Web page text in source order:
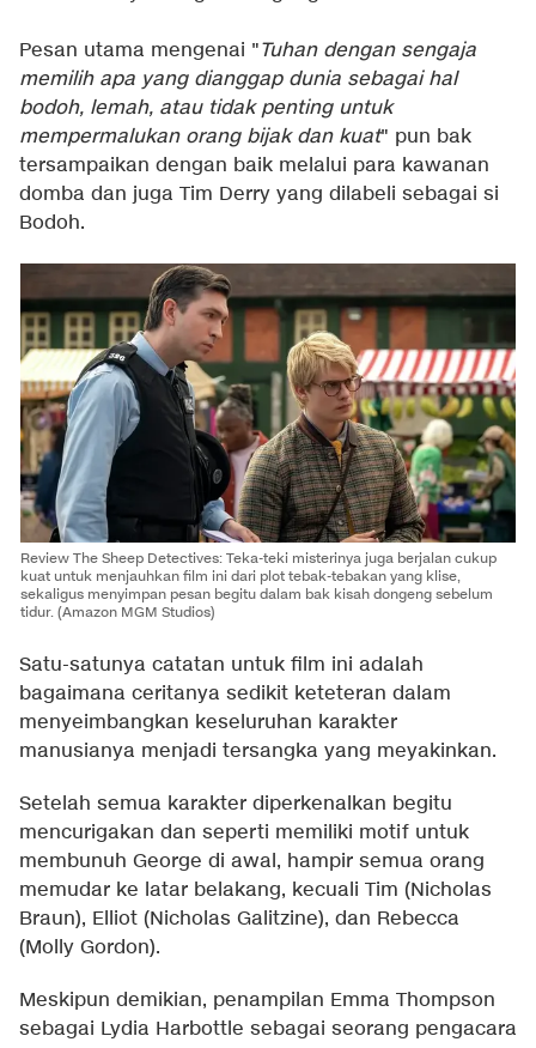
Pesan utama mengenai "Tuhan dengan sengaja
memilih apa yang dianggap dunia sebagai hal
bodoh, lemah, atau tidak penting untuk
mempermalukan orang bijak dan kuat" pun bak
tersampaikan dengan baik melalui para kawanan
domba dan juga Tim Derry yang dilabeli sebagai si
Bodoh.
Review The Sheep Detectives: Teka-teki misterinya juga berjalan cukup
kuat untuk menjauhkan film ini dari plot tebak-tebakan yang klise,
sekaligus menyimpan pesan begitu dalam bak kisah dongeng sebelum
tidur. (Amazon MGM Studios)
Satu-satunya catatan untuk film ini adalah
bagaimana ceritanya sedikit keteteran dalam
menyeimbangkan keseluruhan karakter
manusianya menjadi tersangka yang meyakinkan.
Setelah semua karakter diperkenalkan begitu
mencurigakan dan seperti memiliki motif untuk
membunuh George di awal, hampir semua orang
memudar ke latar belakang, kecuali Tim (Nicholas
Braun), Elliot (Nicholas Galitzine), dan Rebecca
(Molly Gordon).
Meskipun demikian, penampilan Emma Thompson
sebagai Lydia Harbottle sebagai seorang pengacara